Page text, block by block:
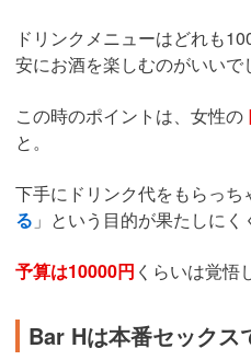
ドリンクメニューはどれも
安にお酒を楽しむのがいいで
この時のポイントは、女性の
と。
下手にドリンク代をもらっち
る 」という目的が果たしにく
予算は10000円 くらいは覚悟
Bar Hは本番セックス